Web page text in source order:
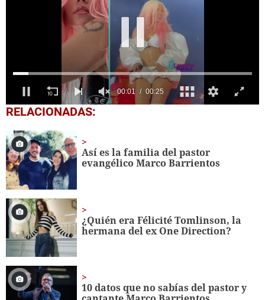
0
seconds
25
seconds
RELACIONADAS:
Así es la familia del pastor
evangélico Marco Barrientos
¿Quién era Félicité Tomlinson, la
hermana del ex One Direction?
10 datos que no sabías del pastor y